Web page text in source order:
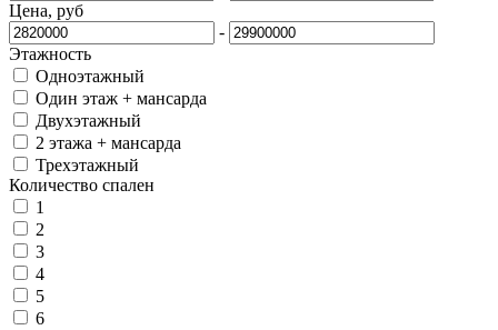
Цена, руб
-
Этажность
Одноэтажный
Один этаж + мансарда
Двухэтажный
2 этажа + мансарда
Трехэтажный
Количество спален
1
2
3
4
5
6